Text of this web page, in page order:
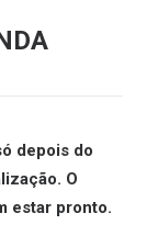
depois do
O
estar pronto.